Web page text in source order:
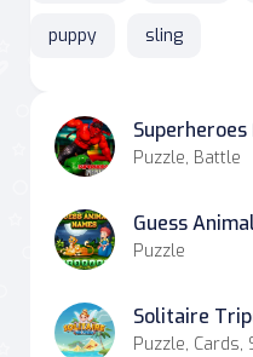
puppy sling
Puzzle, Battle
Guess
Puzzle
Solitaire
Puzzle, Cards,